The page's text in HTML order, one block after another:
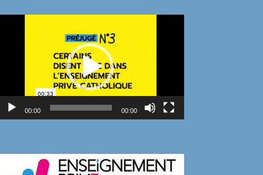
00:00 00:00